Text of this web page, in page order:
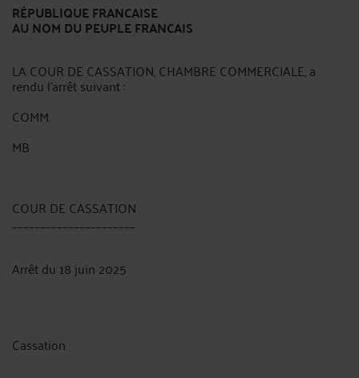
RÉPUBLIQUE FRANCAISE
AU NOM DU PEUPLE FRANCAIS
LA COUR DE CASSATION, CHAMBRE COMMERCIALE, a
rendu l'arrêt suivant :
COMM.
MB
COUR DE CASSATION
______________________
Arrêt du 18 juin 2025
Cassation